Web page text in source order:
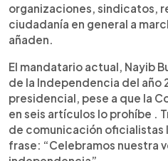
organizaciones, sindicatos,
ciudadanía en general a
añaden.
El mandatario actual, Nayib
de la Independencia del año
presidencial, pese a que la
en seis artículos lo prohíbe .
de comunicación oficialistas
frase: “Celebramos nuestra